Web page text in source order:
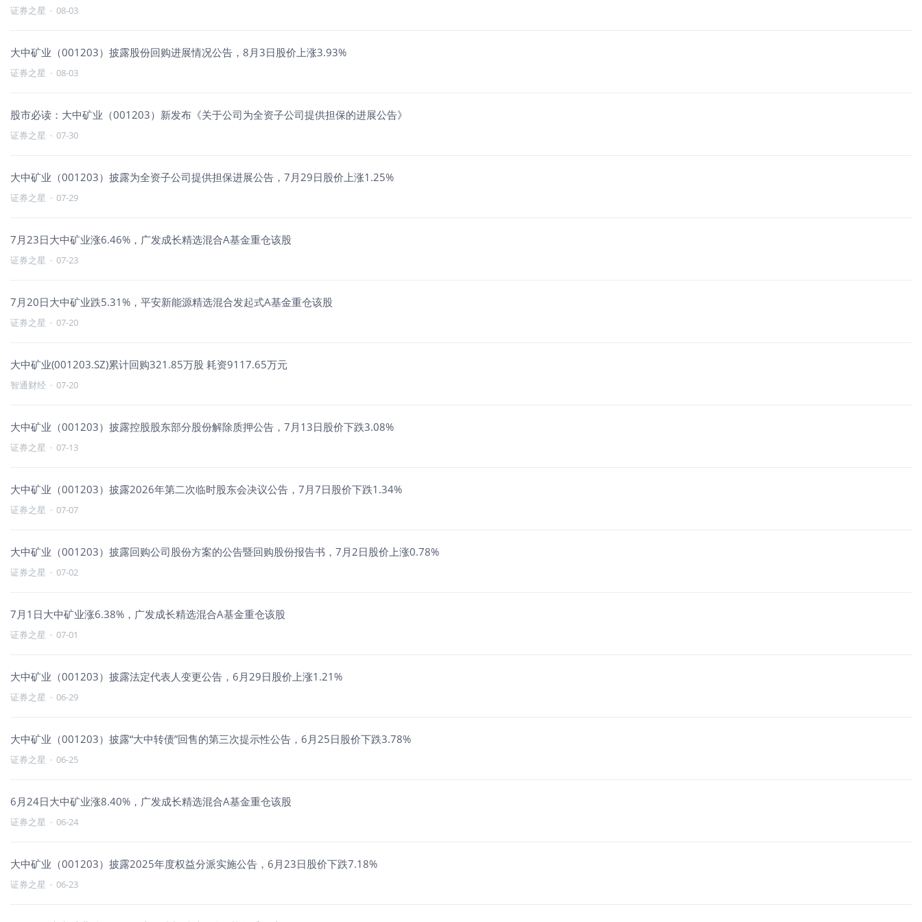
证券之星 · 08-03
大中矿业（001203）披露股份回购进展情况公告，8月3日股价上涨3.93%
证券之星 · 08-03
股市必读：大中矿业（001203）新发布《关于公司为全资子公司提供担保的进展公告》
证券之星 · 07-30
大中矿业（001203）披露为全资子公司提供担保进展公告，7月29日股价上涨1.25%
证券之星 · 07-29
7月23日大中矿业涨6.46%，广发成长精选混合A基金重仓该股
证券之星 · 07-23
7月20日大中矿业跌5.31%，平安新能源精选混合发起式A基金重仓该股
证券之星 · 07-20
大中矿业(001203.SZ)累计回购321.85万股 耗资9117.65万元
智通财经 · 07-20
大中矿业（001203）披露控股股东部分股份解除质押公告，7月13日股价下跌3.08%
证券之星 · 07-13
大中矿业（001203）披露2026年第二次临时股东会决议公告，7月7日股价下跌1.34%
证券之星 · 07-07
大中矿业（001203）披露回购公司股份方案的公告暨回购股份报告书，7月2日股价上涨0.78%
证券之星 · 07-02
7月1日大中矿业涨6.38%，广发成长精选混合A基金重仓该股
证券之星 · 07-01
大中矿业（001203）披露法定代表人变更公告，6月29日股价上涨1.21%
证券之星 · 06-29
大中矿业（001203）披露“大中转债”回售的第三次提示性公告，6月25日股价下跌3.78%
证券之星 · 06-25
6月24日大中矿业涨8.40%，广发成长精选混合A基金重仓该股
证券之星 · 06-24
大中矿业（001203）披露2025年度权益分派实施公告，6月23日股价下跌7.18%
证券之星 · 06-23